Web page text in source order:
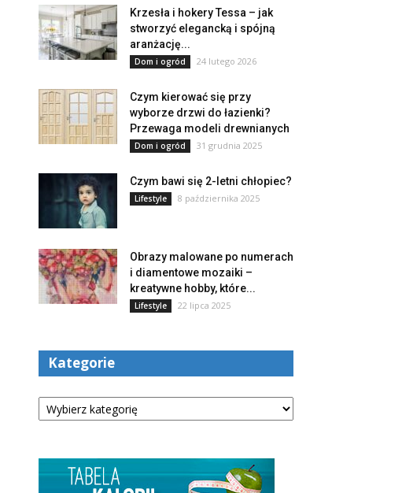
Krzesła i hokery Tessa – jak
stworzyć elegancką i spójną
aranżację...
Dom i ogród 24 lutego 2026
Czym kierować się przy
wyborze drzwi do łazienki?
Przewaga modeli drewnianych
Dom i ogród 31 grudnia 2025
Czym bawi się 2-letni chłopiec?
Lifestyle 8 października 2025
Obrazy malowane po numerach
i diamentowe mozaiki –
kreatywne hobby, które...
Lifestyle 22 lipca 2025
Kategorie
Kategorie